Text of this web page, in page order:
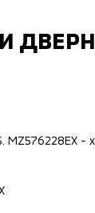
MZ576228EX -